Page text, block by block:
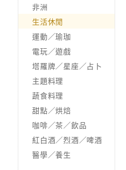
非洲
生活休閒
運動／瑜珈
電玩／遊戲
塔羅牌／星座／占卜
主題料理
蔬食料理
甜點／烘焙
咖啡／茶／飲品
紅白酒／烈酒／啤酒
醫學／養生